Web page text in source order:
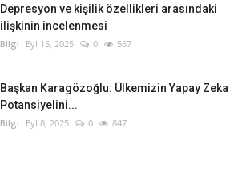
Depresyon ve kişilik özellikleri arasındaki
ilişkinin incelenmesi
Bilgi Eyl 15, 2025 0 567
Başkan Karagözoğlu: Ülkemizin Yapay Zeka
Potansiyelini...
Bilgi Eyl 8, 2025 0 847